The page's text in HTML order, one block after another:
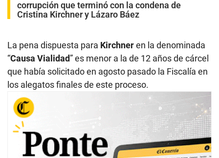
corrupción que terminó con la condena de
Cristina Kirchner y Lázaro Báez
La pena dispuesta para Kirchneren la denominada
“Causa Vialidad” es menor a la de 12 años de cárcel
que había solicitado en agosto pasado la Fiscalía en
los alegatos finales de este proceso.